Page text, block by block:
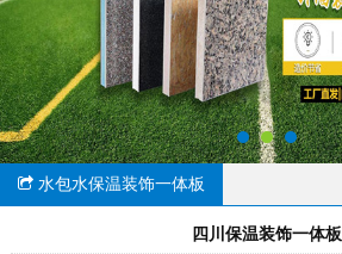
水包水保温装饰一体板
四川保温装饰一体板